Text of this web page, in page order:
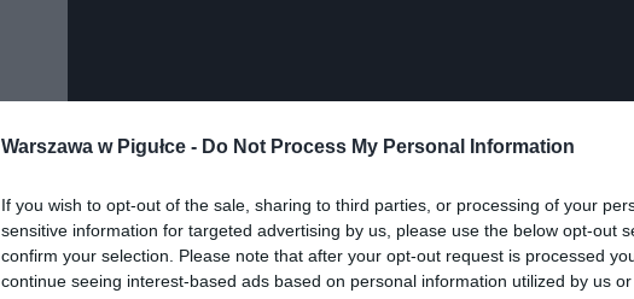
Warszawa w Pigułce - Do Not Process My Personal Information
If you wish to opt-out of the sale, sharing to third parties, or processing of your
sensitive information for targeted advertising by us, please use the below opt-out
confirm your selection. Please note that after your opt-out request is processed
continue seeing interest-based ads based on personal information utilized by us
Dodaj nas do preferowanych źródeł w Google